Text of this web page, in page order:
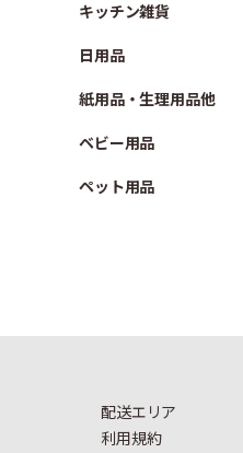
キッチン雑貨
日用品
紙用品・生理用品他
ベビー用品
ペット用品
配送エリア
利用規約